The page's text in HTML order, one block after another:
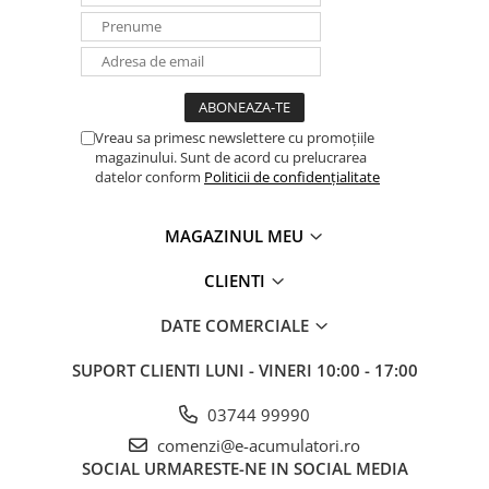
Panouri portabile
Racire/Incalzire
Statii energie portabile
Intrerupatoare si prize
Lumina (Becuri si Lanterne)
cabluri USB, prelungitoare USB
Cablu de date si Adaptoare
Solutii solare portabile
Lichidare de stoc
Vreau sa primesc newslettere cu promoțiile
magazinului. Sunt de acord cu prelucrarea
datelor conform Politicii de confidențialitate
MAGAZINUL MEU
CLIENTI
DATE COMERCIALE
SUPORT CLIENTI LUNI - VINERI 10:00 - 17:00
03744 99990
comenzi@e-acumulatori.ro
SOCIAL URMARESTE-NE IN SOCIAL MEDIA